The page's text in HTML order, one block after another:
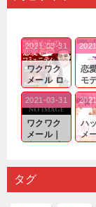
ワクワク
メール ロ
グイン pc
｜心の底
から真
剣...
2021-03-31
恋
モ
老
問
ず
ワクワク
メール｜
り会った
人に軽...
2021-03-31
ハ
メ
す
タグ